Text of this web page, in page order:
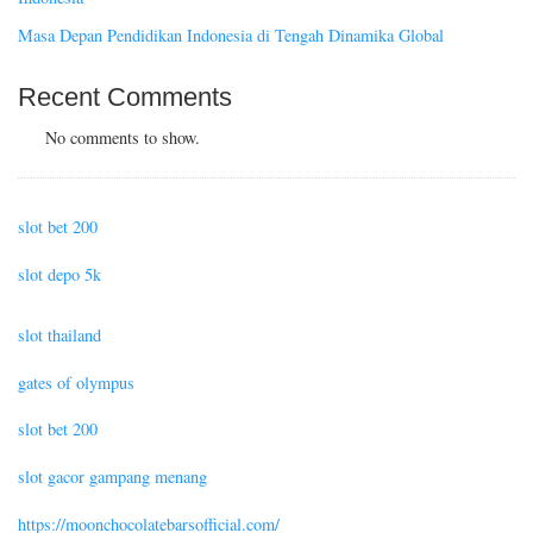
Masa Depan Pendidikan Indonesia di Tengah Dinamika Global
Recent Comments
No comments to show.
slot bet 200
slot depo 5k
slot thailand
gates of olympus
slot bet 200
slot gacor gampang menang
https://moonchocolatebarsofficial.com/